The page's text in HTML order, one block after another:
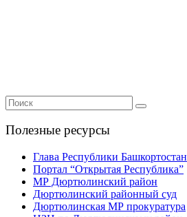
Полезные ресурсы
Глава Республики Башкортостан
Портал “Открытая Республика”
МР Дюртюлинский район
Дюртюлинский районный суд
Дюртюлинская МР прокуратура